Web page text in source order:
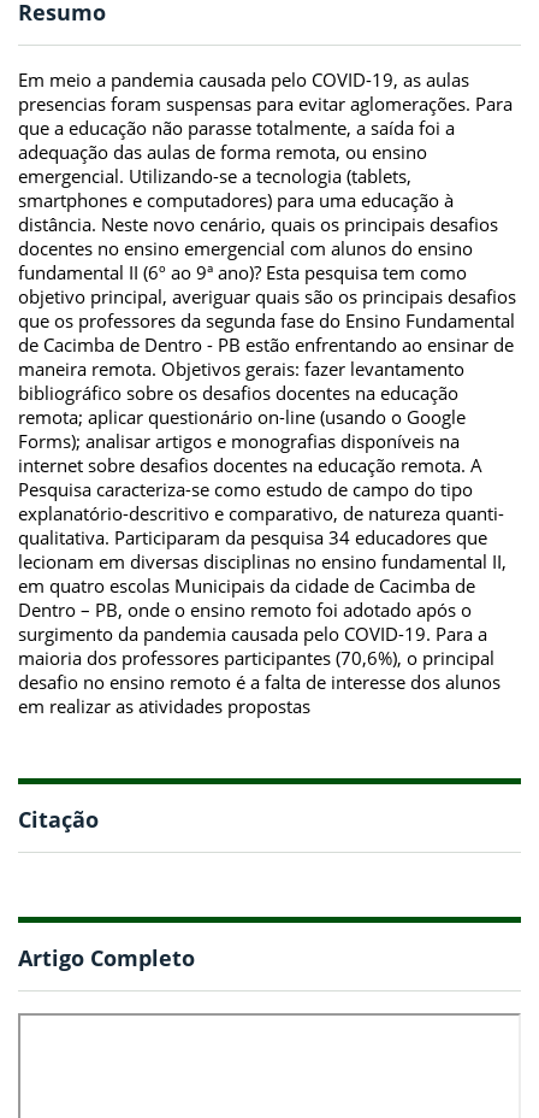
Resumo
Em meio a pandemia causada pelo COVID-19, as aulas
presencias foram suspensas para evitar aglomerações. Para
que a educação não parasse totalmente, a saída foi a
adequação das aulas de forma remota, ou ensino
emergencial. Utilizando-se a tecnologia (tablets,
smartphones e computadores) para uma educação à
distância. Neste novo cenário, quais os principais desafios
docentes no ensino emergencial com alunos do ensino
fundamental II (6º ao 9ª ano)? Esta pesquisa tem como
objetivo principal, averiguar quais são os principais desafios
que os professores da segunda fase do Ensino Fundamental
de Cacimba de Dentro - PB estão enfrentando ao ensinar de
maneira remota. Objetivos gerais: fazer levantamento
bibliográfico sobre os desafios docentes na educação
remota; aplicar questionário on-line (usando o Google
Forms); analisar artigos e monografias disponíveis na
internet sobre desafios docentes na educação remota. A
Pesquisa caracteriza-se como estudo de campo do tipo
explanatório-descritivo e comparativo, de natureza quanti-
qualitativa. Participaram da pesquisa 34 educadores que
lecionam em diversas disciplinas no ensino fundamental II,
em quatro escolas Municipais da cidade de Cacimba de
Dentro – PB, onde o ensino remoto foi adotado após o
surgimento da pandemia causada pelo COVID-19. Para a
maioria dos professores participantes (70,6%), o principal
desafio no ensino remoto é a falta de interesse dos alunos
em realizar as atividades propostas
Citação
Artigo Completo